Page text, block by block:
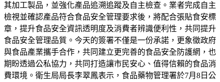
其加工製品，並強化產品追溯追蹤及自主檢查。業者完成自主
檢視並確認產品符合食品安全管理要求後，將配合張貼食安標
章，提升食品安全資訊透明度及消費者辨識便利性，共同提升
食品安全管理品質。今天的簽署不僅是一份承諾，更象徵政府
與食品產業攜手合作，共同建立更完善的食品安全防護網，也
期盼透過公私協力，共同打造讓市民安心、值得信賴的食品消
費環境。衛生局局長李翠鳳表示，食品藥物管理署於7月8日公